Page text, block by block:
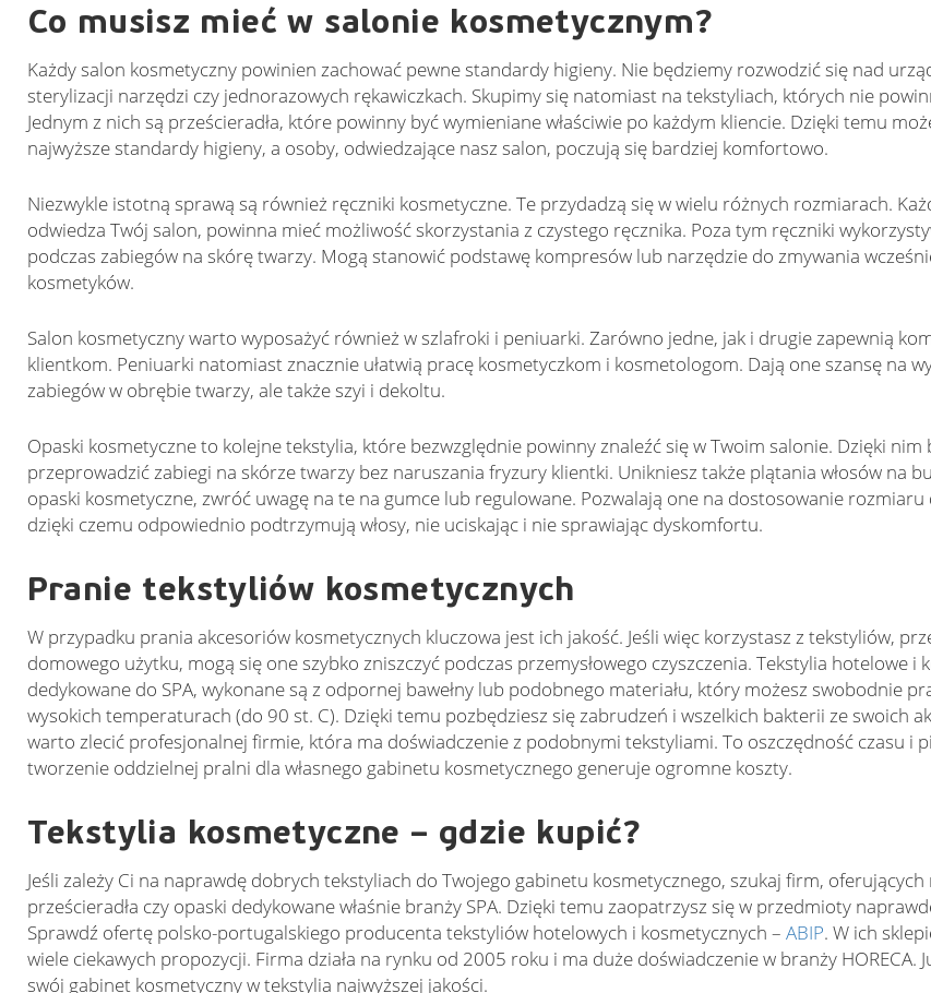
Co musisz mieć w salonie kosmetycznym?
Każdy salon kosmetyczny powinien zachować pewne standardy higieny. Nie będziemy rozwodzić się nad
sterylizacji narzędzi czy jednorazowych rękawiczkach. Skupimy się natomiast na tekstyliach, których nie
Jednym z nich są prześcieradła, które powinny być wymieniane właściwie po każdym kliencie. Dzięki temu
najwyższe standardy higieny, a osoby, odwiedzające nasz salon, poczują się bardziej komfortowo.
Niezwykle istotną sprawą są również ręczniki kosmetyczne. Te przydadzą się w wielu różnych rozmiarach.
odwiedza Twój salon, powinna mieć możliwość skorzystania z czystego ręcznika. Poza tym ręczniki
podczas zabiegów na skórę twarzy. Mogą stanowić podstawę kompresów lub narzędzie do zmywania
kosmetyków.
Salon kosmetyczny warto wyposażyć również w szlafroki i peniuarki. Zarówno jedne, jak i drugie zapewnią
klientkom. Peniuarki natomiast znacznie ułatwią pracę kosmetyczkom i kosmetologom. Dają one szansę na
zabiegów w obrębie twarzy, ale także szyi i dekoltu.
Opaski kosmetyczne to kolejne tekstylia, które bezwzględnie powinny znaleźć się w Twoim salonie. Dzięki nim
przeprowadzić zabiegi na skórze twarzy bez naruszania fryzury klientki. Unikniesz także plątania włosów na
opaski kosmetyczne, zwróć uwagę na te na gumce lub regulowane. Pozwalają one na dostosowanie rozmiaru
dzięki czemu odpowiednio podtrzymują włosy, nie uciskając i nie sprawiając dyskomfortu.
Pranie tekstyliów kosmetycznych
W przypadku prania akcesoriów kosmetycznych kluczowa jest ich jakość. Jeśli więc korzystasz z tekstyliów,
domowego użytku, mogą się one szybko zniszczyć podczas przemysłowego czyszczenia. Tekstylia hotelowe i
dedykowane do SPA, wykonane są z odpornej bawełny lub podobnego materiału, który możesz swobodnie
wysokich temperaturach (do 90 st. C). Dzięki temu pozbędziesz się zabrudzeń i wszelkich bakterii ze swoich
warto zlecić profesjonalnej firmie, która ma doświadczenie z podobnymi tekstyliami. To oszczędność czasu i
tworzenie oddzielnej pralni dla własnego gabinetu kosmetycznego generuje ogromne koszty.
Tekstylia kosmetyczne – gdzie kupić?
Jeśli zależy Ci na naprawdę dobrych tekstyliach do Twojego gabinetu kosmetycznego, szukaj firm, oferujących
prześcieradła czy opaski dedykowane właśnie branży SPA. Dzięki temu zaopatrzysz się w przedmioty
Sprawdź ofertę polsko-portugalskiego producenta tekstyliów hotelowych i kosmetycznych – ABIP. W ich
wiele ciekawych propozycji. Firma działa na rynku od 2005 roku i ma duże doświadczenie w branży HORECA.
swój gabinet kosmetyczny w tekstylia najwyższej jakości.